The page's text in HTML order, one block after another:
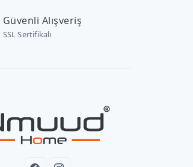
Güvenli Alışveriş
SSL Sertifikalı